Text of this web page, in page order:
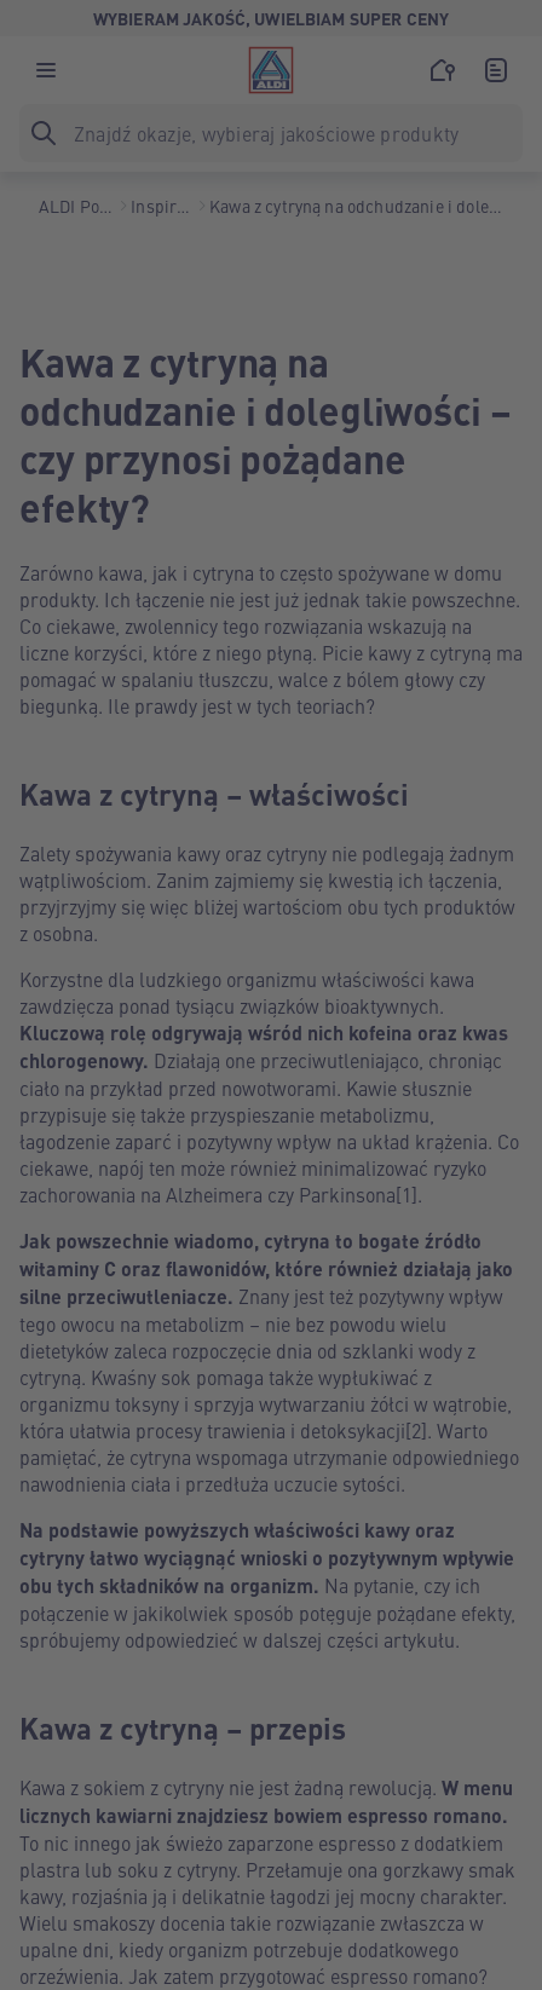
WYBIERAM JAKOŚĆ, UWIELBIAM SUPER CENY
ALDI Polska Inspiracje Kawa z cytryną na odchudzanie i dolegliwości
Kawa z cytryną na
odchudzanie i dolegliwości –
czy przynosi pożądane
efekty?
Zarówno kawa, jak i cytryna to często spożywane w domu
produkty. Ich łączenie nie jest już jednak takie powszechne.
Co ciekawe, zwolennicy tego rozwiązania wskazują na
liczne korzyści, które z niego płyną. Picie kawy z cytryną ma
pomagać w spalaniu tłuszczu, walce z bólem głowy czy
biegunką. Ile prawdy jest w tych teoriach?
Kawa z cytryną – właściwości
Zalety spożywania kawy oraz cytryny nie podlegają żadnym
wątpliwościom. Zanim zajmiemy się kwestią ich łączenia,
przyjrzyjmy się więc bliżej wartościom obu tych produktów
z osobna.
Korzystne dla ludzkiego organizmu właściwości kawa
zawdzięcza ponad tysiącu związków bioaktywnych.
Kluczową rolę odgrywają wśród nich kofeina oraz kwas
chlorogenowy. Działają one przeciwutleniająco, chroniąc
ciało na przykład przed nowotworami. Kawie słusznie
przypisuje się także przyspieszanie metabolizmu,
łagodzenie zaparć i pozytywny wpływ na układ krążenia. Co
ciekawe, napój ten może również minimalizować ryzyko
zachorowania na Alzheimera czy Parkinsona[1].
Jak powszechnie wiadomo, cytryna to bogate źródło
witaminy C oraz flawonidów, które również działają jako
silne przeciwutleniacze. Znany jest też pozytywny wpływ
tego owocu na metabolizm – nie bez powodu wielu
dietetyków zaleca rozpoczęcie dnia od szklanki wody z
cytryną. Kwaśny sok pomaga także wypłukiwać z
organizmu toksyny i sprzyja wytwarzaniu żółci w wątrobie,
która ułatwia procesy trawienia i detoksykacji[2]. Warto
pamiętać, że cytryna wspomaga utrzymanie odpowiedniego
nawodnienia ciała i przedłuża uczucie sytości.
Na podstawie powyższych właściwości kawy oraz
cytryny łatwo wyciągnąć wnioski o pozytywnym wpływie
obu tych składników na organizm. Na pytanie, czy ich
połączenie w jakikolwiek sposób potęguje pożądane efekty,
spróbujemy odpowiedzieć w dalszej części artykułu.
Kawa z cytryną – przepis
Kawa z sokiem z cytryny nie jest żadną rewolucją. W menu
licznych kawiarni znajdziesz bowiem espresso romano.
To nic innego jak świeżo zaparzone espresso z dodatkiem
plastra lub soku z cytryny. Przełamuje ona gorzkawy smak
kawy, rozjaśnia ją i delikatnie łagodzi jej mocny charakter.
Wielu smakoszy docenia takie rozwiązanie zwłaszcza w
upalne dni, kiedy organizm potrzebuje dodatkowego
orzeźwienia. Jak zatem przygotować espresso romano?